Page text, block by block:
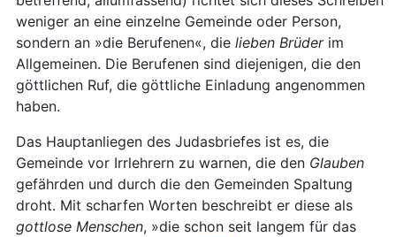
weniger an eine einzelne Gemeinde oder Person,
sondern an »die Berufenen«, die lieben Brüderim
Allgemeinen. Die Berufenen sind diejenigen, die den
göttlichen Ruf, die göttliche Einladung angenommen
haben.
Das Hauptanliegen des Judasbriefes ist es, die
Gemeinde vor Irrlehrern zu warnen, die den Glauben
gefährden und durch die den Gemeinden Spaltung
droht. Mit scharfen Worten beschreibt er diese als
gottlose Menschen, »die schon seit langem für das